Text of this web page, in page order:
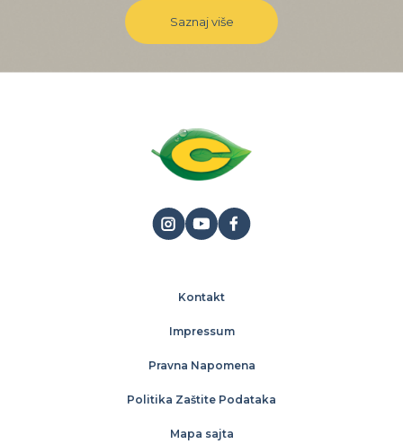
Saznaj više
Kontakt
Impressum
Pravna Napomena
Politika Zaštite Podataka
Mapa sajta